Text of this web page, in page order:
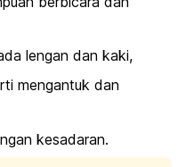
lengan dan kaki,
mengantuk dan
kesadaran.